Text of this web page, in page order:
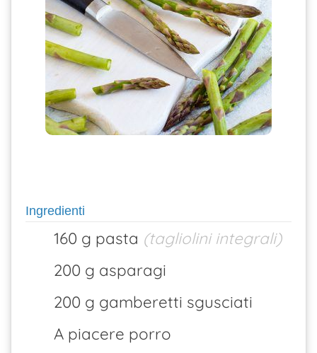
Ingredienti
160 g pasta (tagliolini integrali)
200 g asparagi
200 g gamberetti sgusciati
A piacere porro